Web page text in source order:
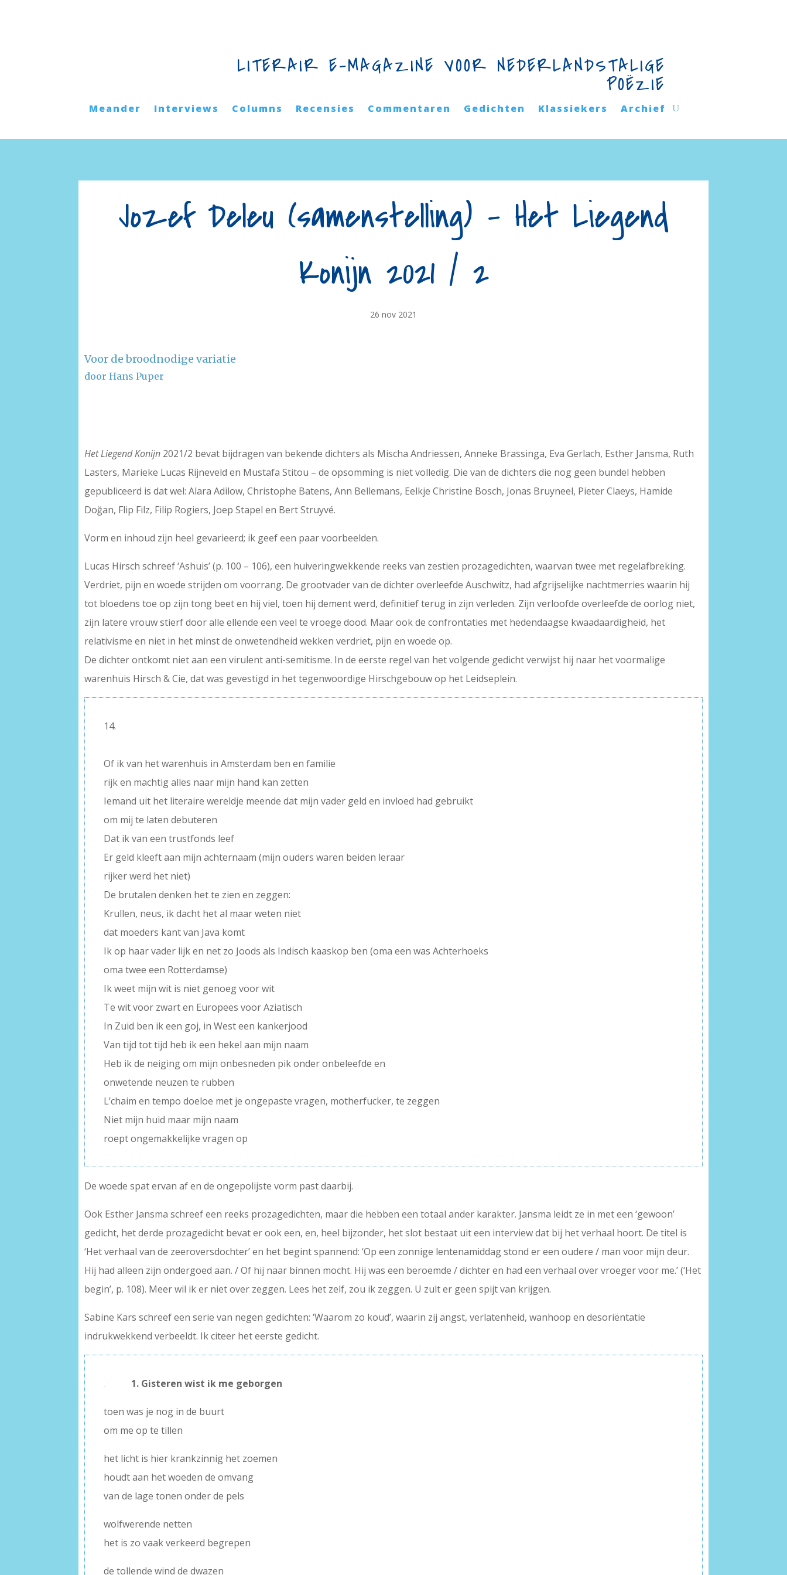
LITERAIR E-MAGAZINE VOOR NEDERLANDSTALIGE
POËZIE
Meander Interviews Columns Recensies Commentaren Gedichten Klassiekers Archief
Jozef Deleu (samenstelling) – Het Liegend
Konijn 2021 / 2
26 nov 2021
Voor de broodnodige variatie
door Hans Puper
Het Liegend Konijn 2021/2 bevat bijdragen van bekende dichters als Mischa Andriessen, Anneke Brassinga, Eva Gerlach, Esther Jansma, Ruth
Lasters, Marieke Lucas Rijneveld en Mustafa Stitou – de opsomming is niet volledig. Die van de dichters die nog geen bundel hebben
gepubliceerd is dat wel: Alara Adilow, Christophe Batens, Ann Bellemans, Eelkje Christine Bosch, Jonas Bruyneel, Pieter Claeys, Hamide
Doğan, Flip Filz, Filip Rogiers, Joep Stapel en Bert Struyvé.
Vorm en inhoud zijn heel gevarieerd; ik geef een paar voorbeelden.
Lucas Hirsch schreef ‘Ashuis’ (p. 100 – 106), een huiveringwekkende reeks van zestien prozagedichten, waarvan twee met regelafbreking.
Verdriet, pijn en woede strijden om voorrang. De grootvader van de dichter overleefde Auschwitz, had afgrijselijke nachtmerries waarin hij
tot bloedens toe op zijn tong beet en hij viel, toen hij dement werd, definitief terug in zijn verleden. Zijn verloofde overleefde de oorlog niet,
zijn latere vrouw stierf door alle ellende een veel te vroege dood. Maar ook de confrontaties met hedendaagse kwaadaardigheid, het
relativisme en niet in het minst de onwetendheid wekken verdriet, pijn en woede op.
De dichter ontkomt niet aan een virulent anti-semitisme. In de eerste regel van het volgende gedicht verwijst hij naar het voormalige
warenhuis Hirsch & Cie, dat was gevestigd in het tegenwoordige Hirschgebouw op het Leidseplein.
14.
Of ik van het warenhuis in Amsterdam ben en familie
rijk en machtig alles naar mijn hand kan zetten
Iemand uit het literaire wereldje meende dat mijn vader geld en invloed had gebruikt
om mij te laten debuteren
Dat ik van een trustfonds leef
Er geld kleeft aan mijn achternaam (mijn ouders waren beiden leraar
rijker werd het niet)
De brutalen denken het te zien en zeggen:
Krullen, neus, ik dacht het al maar weten niet
dat moeders kant van Java komt
Ik op haar vader lijk en net zo Joods als Indisch kaaskop ben (oma een was Achterhoeks
oma twee een Rotterdamse)
Ik weet mijn wit is niet genoeg voor wit
Te wit voor zwart en Europees voor Aziatisch
In Zuid ben ik een goj, in West een kankerjood
Van tijd tot tijd heb ik een hekel aan mijn naam
Heb ik de neiging om mijn onbesneden pik onder onbeleefde en
onwetende neuzen te rubben
L’chaim en tempo doeloe met je ongepaste vragen, motherfucker, te zeggen
Niet mijn huid maar mijn naam
roept ongemakkelijke vragen op
De woede spat ervan af en de ongepolijste vorm past daarbij.
Ook Esther Jansma schreef een reeks prozagedichten, maar die hebben een totaal ander karakter. Jansma leidt ze in met een ‘gewoon’
gedicht, het derde prozagedicht bevat er ook een, en, heel bijzonder, het slot bestaat uit een interview dat bij het verhaal hoort. De titel is
‘Het verhaal van de zeeroversdochter’ en het begint spannend: ‘Op een zonnige lentenamiddag stond er een oudere / man voor mijn deur.
Hij had alleen zijn ondergoed aan. / Of hij naar binnen mocht. Hij was een beroemde / dichter en had een verhaal over vroeger voor me.’ (‘Het
begin’, p. 108). Meer wil ik er niet over zeggen. Lees het zelf, zou ik zeggen. U zult er geen spijt van krijgen.
Sabine Kars schreef een serie van negen gedichten: ‘Waarom zo koud’, waarin zij angst, verlatenheid, wanhoop en desoriëntatie
indrukwekkend verbeeldt. Ik citeer het eerste gedicht.
. 1. Gisteren wist ik me geborgen
toen was je nog in de buurt
om me op te tillen
het licht is hier krankzinnig het zoemen
houdt aan het woeden de omvang
van de lage tonen onder de pels
wolfwerende netten
het is zo vaak verkeerd begrepen
de tollende wind de dwazen